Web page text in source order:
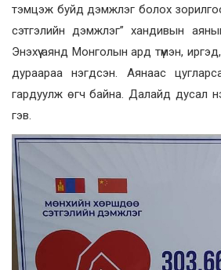
тэмцэж буйд дэмжлэг болох
сэтгэлийн дэмжлэг” хандивын
Энэхүү аянд Монголын ард түмэн,
дураараа нэгдсэн. Аянаас
гардуулж өгч байна. Далайд дусал
гэв.